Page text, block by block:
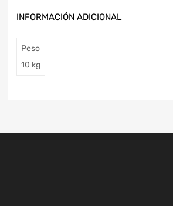
INFORMACIÓN ADICIONAL
Peso
10 kg